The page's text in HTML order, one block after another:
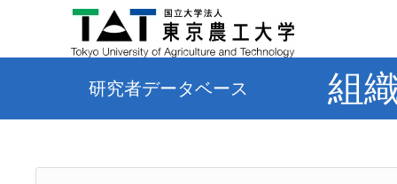
研究者データベース 組